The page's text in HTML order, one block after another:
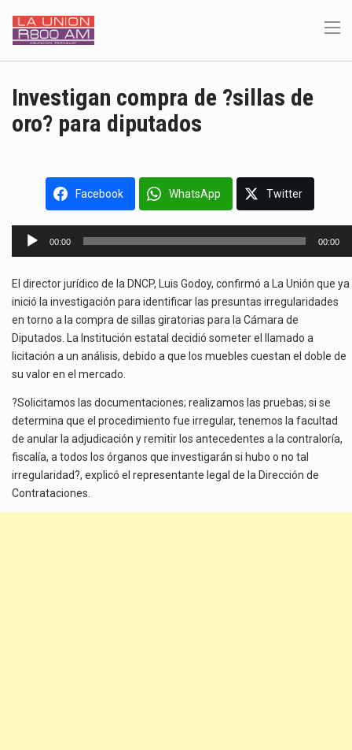
Investigan compra de ?sillas de
oro? para diputados
Facebook WhatsApp Twitter
Reproductor
00:00 00:00
El director jurídico de la DNCP, Luis Godoy, confirmó a La Unión que ya
inició la investigación para identificar las presuntas irregularidades
en torno a la compra de sillas giratorias para la Cámara de
Diputados. La Institución estatal decidió someter el llamado a
licitación a un análisis, debido a que los muebles cuestan el doble de
su valor en el mercado.
?Solicitamos las documentaciones; realizamos las pruebas; si se
determina que el procedimiento fue irregular, tenemos la facultad
de anular la adjudicación y remitir los antecedentes a la contraloría,
fiscalía, a todos los órganos que investigarán si hubo o no tal
irregularidad?, explicó el representante legal de la Dirección de
Contrataciones.